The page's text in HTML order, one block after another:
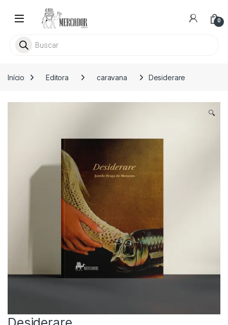
0
Busca livros
Início Editora caravana Desiderare
🔍